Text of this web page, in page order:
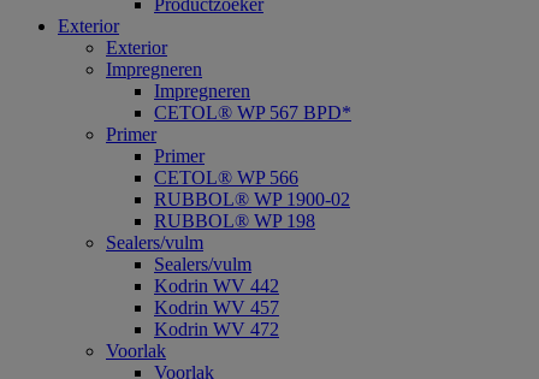
Productzoeker
Exterior
Exterior
Impregneren
Impregneren
CETOL® WP 567 BPD*
Primer
Primer
CETOL® WP 566
RUBBOL® WP 1900-02
RUBBOL® WP 198
Sealers/vulm
Sealers/vulm
Kodrin WV 442
Kodrin WV 457
Kodrin WV 472
Voorlak
Voorlak